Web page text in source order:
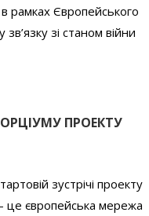
рамках Європейського
зі станом війни
ПРОЕКТУ
зустрічі проекту
це європейська мережа